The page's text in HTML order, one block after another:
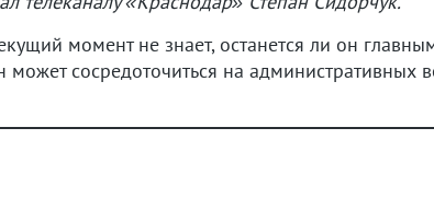
момент не знает, останется ли он
сосредоточиться на административных